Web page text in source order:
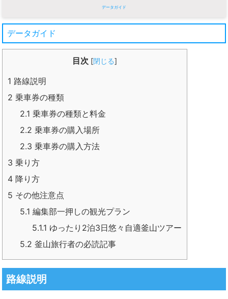
データガイド
データガイド
目次 [閉じる]
1 路線説明
2 乗車券の種類
2.1 乗車券の種類と料金
2.2 乗車券の購入場所
2.3 乗車券の購入方法
3 乗り方
4 降り方
5 その他注意点
5.1 編集部一押しの観光プラン
5.1.1 ゆったり2泊3日悠々自適釜山ツアー
5.2 釜山旅行者の必読記事
路線説明